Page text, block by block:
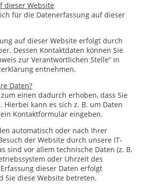
dieser Website
für die Datenerfassung auf dieser
auf dieser Website erfolgt durch
Dessen Kontaktdaten können Sie
zur Verantwortlichen Stelle“ in
entnehmen.
Daten?
einen dadurch erhoben, dass Sie
Hierbei kann es sich z. B. um Daten
Kontaktformular eingeben.
automatisch oder nach Ihrer
der Website durch unsere IT-
sind vor allem technische Daten (z. B.
oder Uhrzeit des
dieser Daten erfolgt
Sie diese Website betreten.